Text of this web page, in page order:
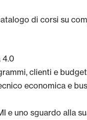
di corsi su
4.0
clienti e budget
economica e
uno sguardo alla